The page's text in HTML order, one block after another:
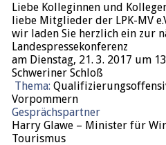
Liebe Kolleginnen und
liebe Mitglieder der LPK-MV
wir laden Sie herzlich ein zur
Landespressekonferenz
am Dienstag, 21. 3. 2017 um
Schweriner Schloß
Thema:
Vorpommern
Gesprächspartner
Harry Glawe – Minister für
Tourismus